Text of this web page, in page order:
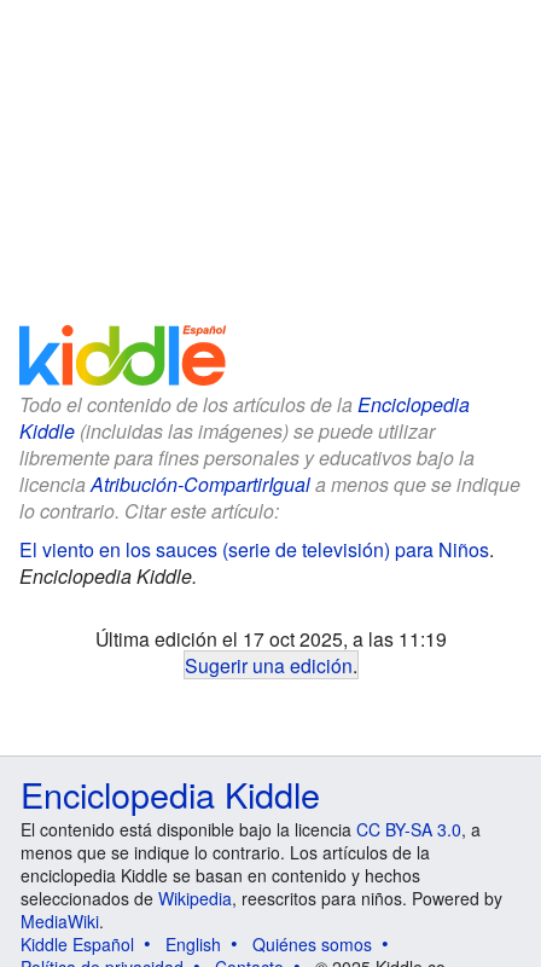
Todo el contenido de los artículos de la Enciclopedia
Kiddle (incluidas las imágenes) se puede utilizar
libremente para fines personales y educativos bajo la
licenciaAtribución-CompartirIguala menos que se indique
lo contrario. Citar este artículo:
El viento en los sauces (serie de televisión) para Niños.
Enciclopedia Kiddle.
Última edición el 17 oct 2025, a las 11:19
Sugerir una edición.
Enciclopedia Kiddle
El contenido está disponible bajo la licencia CC BY-SA 3.0, a
menos que se indique lo contrario. Los artículos de la
enciclopedia Kiddle se basan en contenido y hechos
seleccionados de Wikipedia, reescritos para niños. Powered by
MediaWiki.
Kiddle Español
English
Quiénes somos